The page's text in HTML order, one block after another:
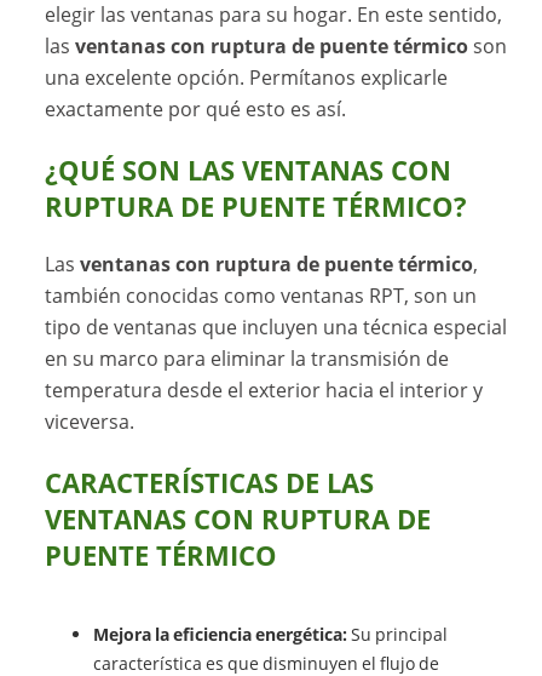
elegir las ventanas para su hogar. En este sentido,
lasventanas con ruptura de puente térmicoson
una excelente opción. Permítanos explicarle
exactamente por qué esto es así.
¿QUÉ SON LAS VENTANAS CON
RUPTURA DE PUENTE TÉRMICO?
Lasventanas con ruptura de puente térmico,
también conocidas como ventanas RPT, son un
tipo de ventanas que incluyen una técnica especial
en su marco para eliminar la transmisión de
temperatura desde el exterior hacia el interior y
viceversa.
CARACTERÍSTICAS DE LAS
VENTANAS CON RUPTURA DE
PUENTE TÉRMICO
Mejora la eficiencia energética: Su principal
característica es que disminuyen el flujo de